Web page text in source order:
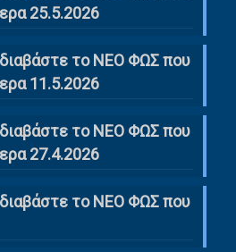
25.5.2026
το ΝΕΟ ΦΩΣ που
11.5.2026
το ΝΕΟ ΦΩΣ που
27.4.2026
το ΝΕΟ ΦΩΣ που